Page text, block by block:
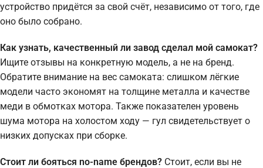
устройство придётся за свой счёт, независимо от того, где
оно было собрано.
Как узнать, качественный ли завод сделал мой самокат?
Ищите отзывы на конкретную модель, а не на бренд.
Обратите внимание на вес самоката: слишком лёгкие
модели часто экономят на толщине металла и качестве
меди в обмотках мотора. Также показателен уровень
шума мотора на холостом ходу — гул свидетельствует о
низких допусках при сборке.
Стоит ли бояться no-name брендов? Стоит, если вы не